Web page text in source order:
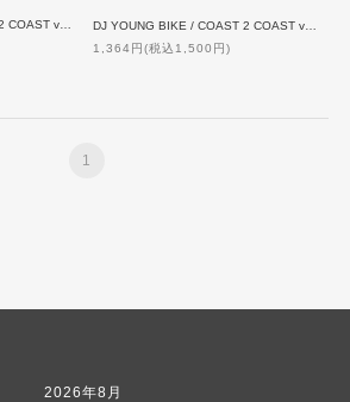
DJ YOUNG BIKE / COAST 2 COAST vol.9
1,364円(税込1,500円)
1
2026年8月